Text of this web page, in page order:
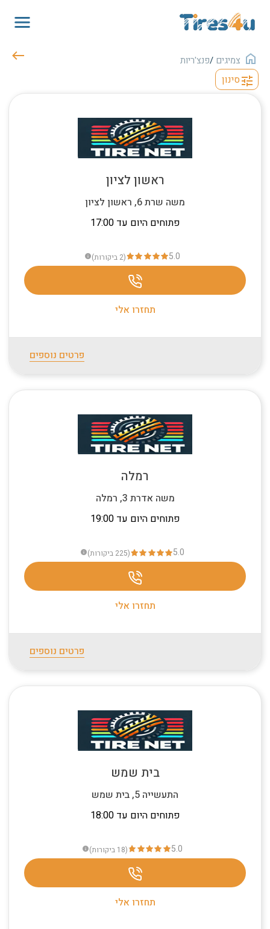
פנצ'ריות/ צמיגים
tuneסינון
פתוחים היום עד 17:00
ראשון לציון
משה שרת 6, ראשון לציון
5.0
(2 ביקורות)
info
תחזרו אלי
פרטים נוספים
פתוחים היום עד 19:00
רמלה
משה אדרת 3, רמלה
5.0
(225 ביקורות)
info
תחזרו אלי
פרטים נוספים
פתוחים היום עד 18:00
בית שמש
התעשייה 5, בית שמש
5.0
(18 ביקורות)
info
תחזרו אלי